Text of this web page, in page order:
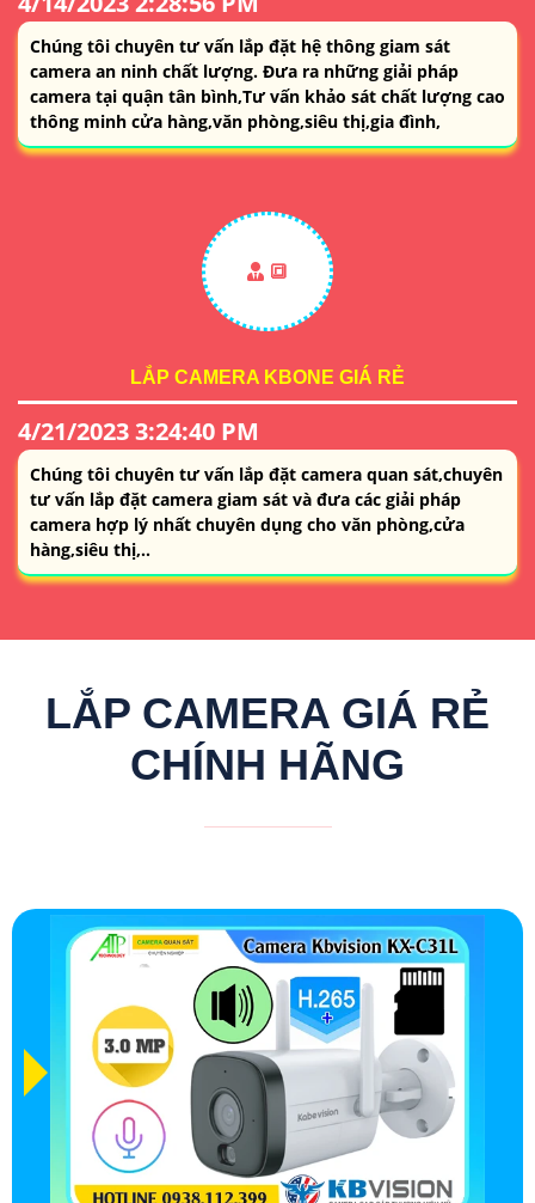
Chúng tôi chuyên tư vấn lắp đặt hệ thông giam sát
camera an ninh chất lượng. Đưa ra những giải pháp
camera tại quận tân bình,Tư vấn khảo sát chất lượng cao
thông minh cửa hàng,văn phòng,siêu thị,gia đình,
🔳
LẮP CAMERA KBONE GIÁ RẺ
4/21/2023 3:24:40 PM
Chúng tôi chuyên tư vấn lắp đặt camera quan sát,chuyên
tư vấn lắp đặt camera giam sát và đưa các giải pháp
camera hợp lý nhất chuyên dụng cho văn phòng,cửa
hàng,siêu thị,..
LẮP CAMERA GIÁ RẺ
CHÍNH HÃNG